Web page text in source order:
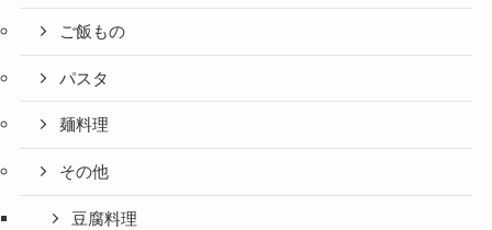
ご飯もの
パスタ
麺料理
その他
豆腐料理